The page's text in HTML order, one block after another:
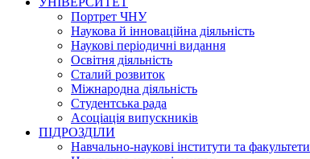
Портрет ЧНУ
Наукова й інноваційна діяльність
Наукові періодичні видання
Освітня діяльність
Сталий розвиток
Міжнародна діяльність
Студентська рада
Асоціація випускників
ПІДРОЗДІЛИ
Навчально-наукові інститути та факультети